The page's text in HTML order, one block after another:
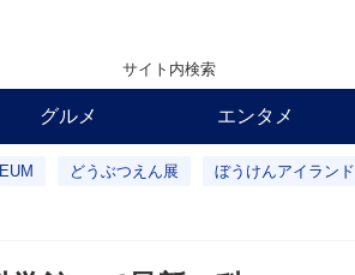
サイト内検索
グルメ エンタメ
どうぶつえん展 ぼうけんアイランド